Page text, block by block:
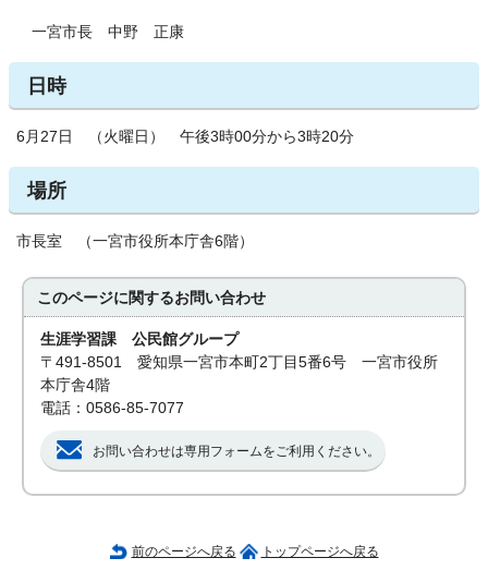
一宮市長 中野 正康
日時
6月27日 （火曜日） 午後3時00分から3時20分
場所
市長室 （一宮市役所本庁舎6階）
このページに関するお問い合わせ
生涯学習課 公民館グループ
〒491-8501 愛知県一宮市本町2丁目5番6号 一宮市役所
本庁舎4階
電話：0586-85-7077
お問い合わせは専用フォームをご利用ください。
前のページへ戻る トップページへ戻る